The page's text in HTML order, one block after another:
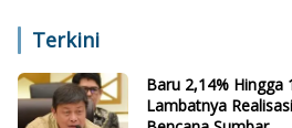
Terkini
Baru 2,14% Hingga
Lambatnya